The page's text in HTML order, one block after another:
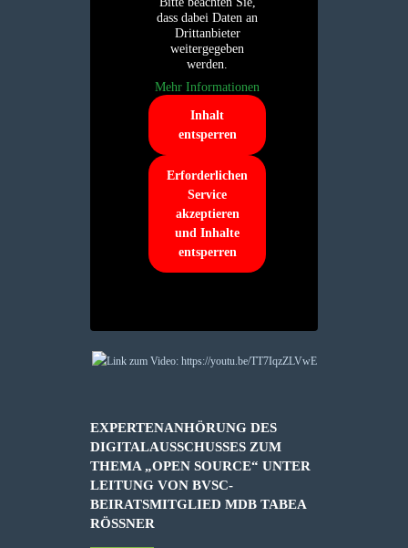
dass dabei Daten an
Drittanbieter
weitergegeben
werden.
Mehr Informationen
Inhalt
entsperren
Erforderlichen
Service
akzeptieren
und Inhalte
entsperren
EXPERTENANHÖRUNG DES
DIGITALAUSSCHUSSES ZUM
THEMA „OPEN SOURCE“ UNTER
LEITUNG VON BVSC-
BEIRATSMITGLIED MDB TABEA
RÖSSNER